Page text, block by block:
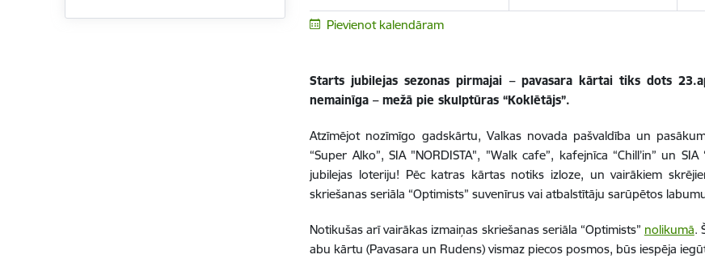
Pievienot kalendāram
Starts jubilejas sezonas pirmajai – pavasara kārtai tiks dots
nemainīga – mežā pie skulptūras “Koklētājs”.
Atzīmējot nozīmīgo gadskārtu, Valkas novada pašvaldība un
“Super Alko”, SIA "NORDISTA", "Walk cafe”, kafejnīca “Chill’in” un
jubilejas loteriju! Pēc katras kārtas notiks izloze, un vairākiem
skriešanas seriāla “Optimists” suvenīrus vai atbalstītāju sarūpētos
Notikušas arī vairākas izmaiņas skriešanas seriāla “Optimists” nolikumā.
abu kārtu (Pavasara un Rudens) vismaz piecos posmos, būs iespēja